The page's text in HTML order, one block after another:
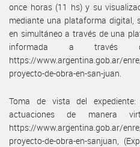
once horas (11 hs) y su
mediante una plataforma digital,
en simultáneo a través de una
informada a
https://www.argentina.gob.ar/
proyecto-de-obra-en-san-juan.
Toma de vista del
actuaciones de manera
https://www.argentina.gob.ar/
proyecto-de-obra-en-sanjuan,